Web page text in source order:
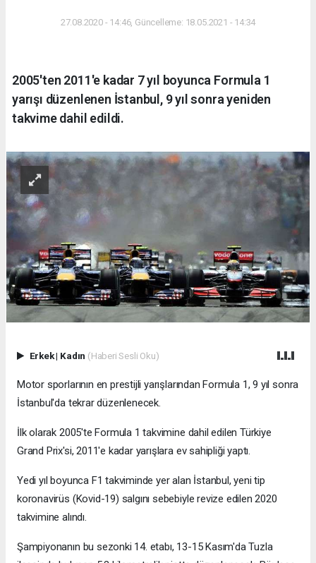
27.08.2020 - 14:46, Güncelleme: 18.05.2021 - 14:34
2005'ten 2011'e kadar 7 yıl boyunca Formula 1
yarışı düzenlenen İstanbul, 9 yıl sonra yeniden
takvime dahil edildi.
Erkek| Kadın (Haberi Sesli Oku)
Motor sporlarının en prestijli yarışlarından Formula 1, 9 yıl sonra
İstanbul'da tekrar düzenlenecek.
İlk olarak 2005'te Formula 1 takvimine dahil edilen Türkiye
Grand Prix'si, 2011'e kadar yarışlara ev sahipliği yaptı.
Yedi yıl boyunca F1 takviminde yer alan İstanbul, yeni tip
koronavirüs (Kovid-19) salgını sebebiyle revize edilen 2020
takvimine alındı.
Şampiyonanın bu sezonki 14. etabı, 13-15 Kasım'da Tuzla